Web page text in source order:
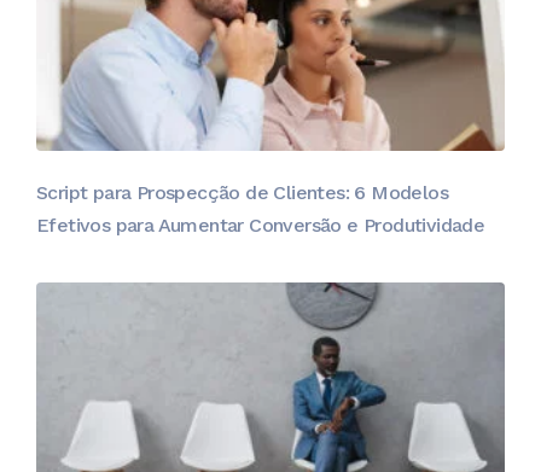
Script para Prospecção de Clientes: 6 Modelos
Efetivos para Aumentar Conversão e Produtividade